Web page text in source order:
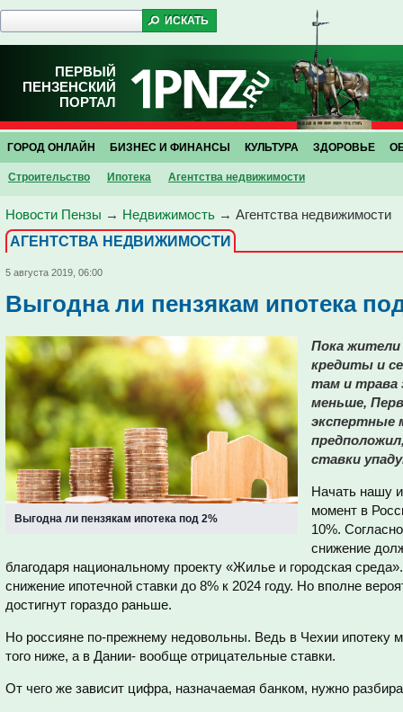
ПЕРВЫЙ
ПЕНЗЕНСКИЙ
ПОРТАЛ
ГОРОД ОНЛАЙН БИЗНЕС И ФИНАНСЫ КУЛЬТУРА ЗДОРОВЬЕ
Строительство Ипотека Агентства недвижимости
Новости Пензы → Недвижимость → Агентства недвижимости
АГЕНТСТВА НЕДВИЖИМОСТИ
5 августа 2019, 06:00
Выгодна ли пензякам ипотека
Выгодна ли пензякам ипотека под 2%
Пока
кредиты и
там и трава
меньше,
экспертные
ставки
Начать нашу
момент в
10%.
снижение
благодаря национальному проекту «Жилье и городская
снижение ипотечной ставки до 8% к 2024 году. Но вполне
достигнут гораздо раньше.
Но россияне по-прежнему недовольны. Ведь в Чехии ипотеку
того ниже, а в Дании- вообще отрицательные ставки.
От чего же зависит цифра, назначаемая банком, нужно